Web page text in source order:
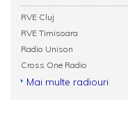
RVE Cluj
RVE Timisoara
Radio Unison
Cross One Radio
Mai multe radiouri